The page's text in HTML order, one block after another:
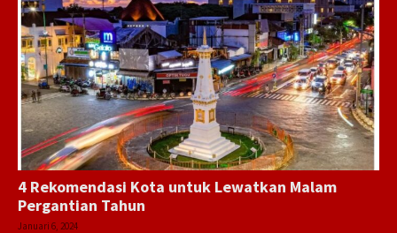
4 Rekomendasi Kota untuk Lewatkan Malam
Pergantian Tahun
Januari 6, 2024